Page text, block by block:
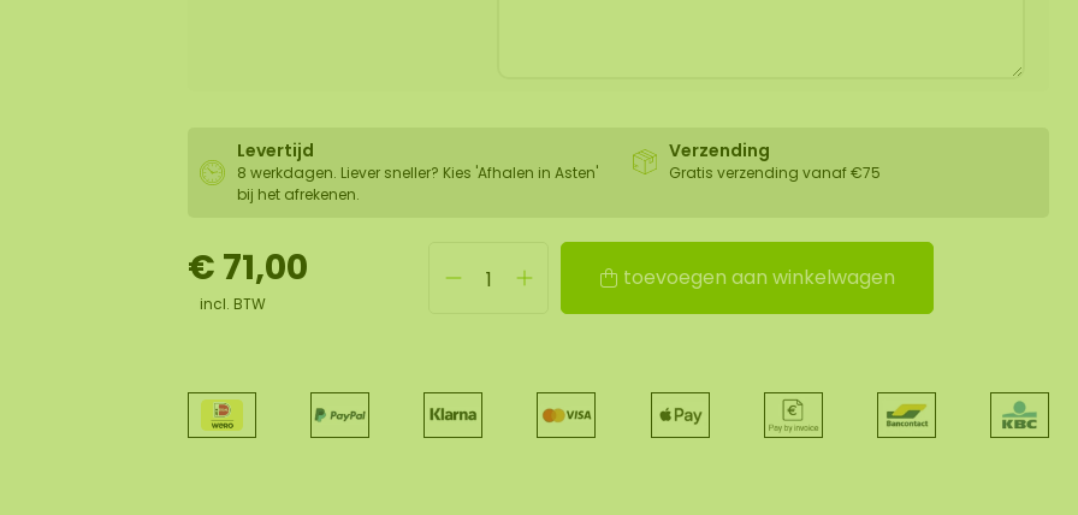
Levertijd
8 werkdagen. Liever sneller? Kies 'Afhalen in Asten'
bij het afrekenen.
Verzending
Gratis verzending vanaf €75
€ 71,00
incl. BTW
toevoegen aan winkelwagen